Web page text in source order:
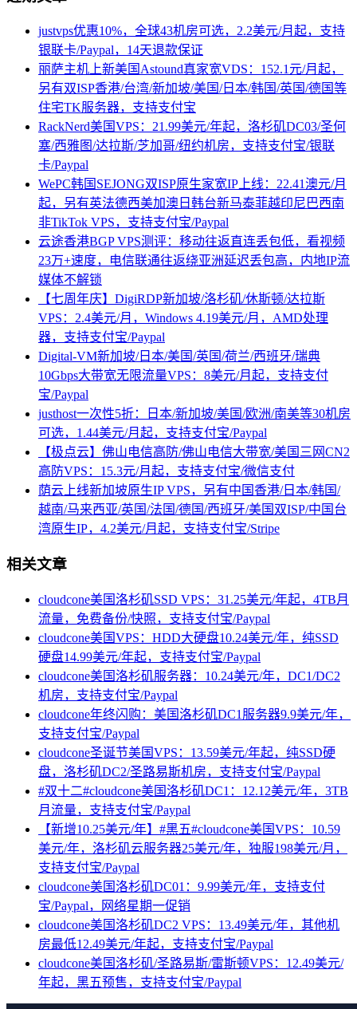
justvps优惠10%，全球43机房可选，2.2美元/月起，支持
银联卡/Paypal，14天退款保证
丽萨主机上新美国Astound真家宽VDS：152.1元/月起，
另有双ISP香港/台湾/新加坡/美国/日本/韩国/英国/德国等
住宅TK服务器，支持支付宝
RackNerd美国VPS：21.99美元/年起，洛杉矶DC03/圣何
塞/西雅图/达拉斯/芝加哥/纽约机房，支持支付宝/银联
卡/Paypal
WePC韩国SEJONG双ISP原生家宽IP上线：22.41澳元/月
起，另有英法德西美加澳日韩台新马泰菲越印尼巴西南
非TikTok VPS，支持支付宝/Paypal
云途香港BGP VPS测评：移动往返直连丢包低，看视频
23万+速度，电信联通往返绕亚洲延迟丢包高，内地IP流
媒体不解锁
【七周年庆】DigiRDP新加坡/洛杉矶/休斯顿/达拉斯
VPS：2.4美元/月，Windows 4.19美元/月，AMD处理
器，支持支付宝/Paypal
Digital-VM新加坡/日本/美国/英国/荷兰/西班牙/瑞典
10Gbps大带宽无限流量VPS：8美元/月起，支持支付
宝/Paypal
justhost一次性5折：日本/新加坡/美国/欧洲/南美等30机房
可选，1.44美元/月起，支持支付宝/Paypal
【极点云】佛山电信高防/佛山电信大带宽/美国三网CN2
高防VPS：15.3元/月起，支持支付宝/微信支付
荫云上线新加坡原生IP VPS，另有中国香港/日本/韩国/
越南/马来西亚/英国/法国/德国/西班牙/美国双ISP/中国台
湾原生IP，4.2美元/月起，支持支付宝/Stripe
相关文章
cloudcone美国洛杉矶SSD VPS：31.25美元/年起，4TB月
流量，免费备份/快照，支持支付宝/Paypal
cloudcone美国VPS：HDD大硬盘10.24美元/年，纯SSD
硬盘14.99美元/年起，支持支付宝/Paypal
cloudcone美国洛杉矶服务器：10.24美元/年，DC1/DC2
机房，支持支付宝/Paypal
cloudcone年终闪购：美国洛杉矶DC1服务器9.9美元/年，
支持支付宝/Paypal
cloudcone圣诞节美国VPS：13.59美元/年起，纯SSD硬
盘，洛杉矶DC2/圣路易斯机房，支持支付宝/Paypal
#双十二#cloudcone美国洛杉矶DC1：12.12美元/年，3TB
月流量，支持支付宝/Paypal
【新增10.25美元/年】#黑五#cloudcone美国VPS：10.59
美元/年，洛杉矶云服务器25美元/年，独服198美元/月，
支持支付宝/Paypal
cloudcone美国洛杉矶DC01：9.99美元/年，支持支付
宝/Paypal，网络星期一促销
cloudcone美国洛杉矶DC2 VPS：13.49美元/年，其他机
房最低12.49美元/年起，支持支付宝/Paypal
cloudcone美国洛杉矶/圣路易斯/雷斯顿VPS：12.49美元/
年起，黑五预售，支持支付宝/Paypal